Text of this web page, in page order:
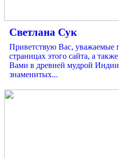
Светлана Сук
Приветствую Вас, уважаемые
страницах этого сайта, а
Вами в древней мудрой
знаменитых...